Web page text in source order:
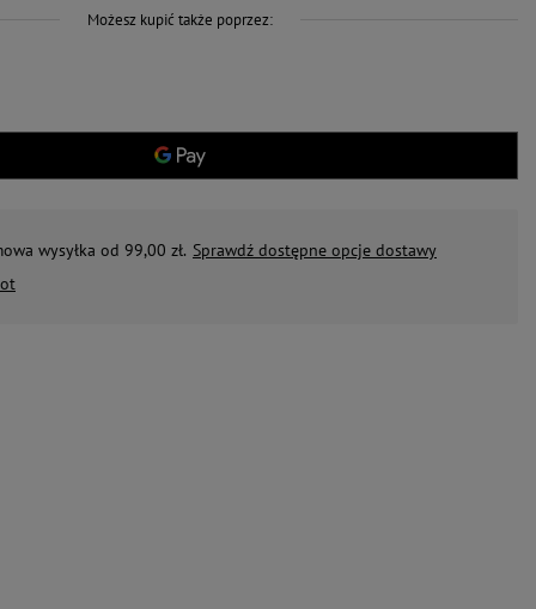
Możesz kupić także poprzez:
wysyłka od 99,00 zł. Sprawdź dostępne opcje dostawy